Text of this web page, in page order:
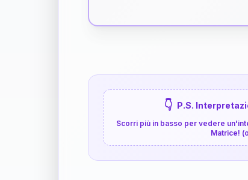
👇 P.S.
Scorri più in basso per vedere
Matrice!